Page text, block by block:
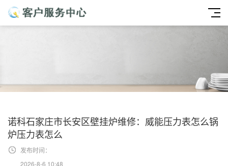
诺科石家庄市长安区壁挂炉维修：威能压力表怎么锅
炉压力表怎么
发布时间：
2026-8-6 10:48